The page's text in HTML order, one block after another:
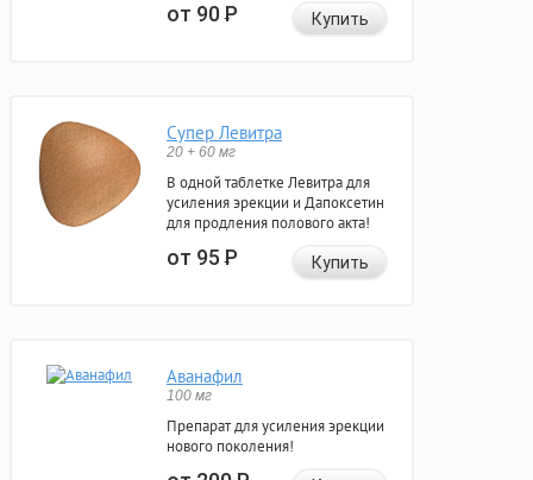
от 90Р Купить
Супер Левитра
20 + 60 мг
В одной таблетке Левитра для
усиления эрекции и Дапоксетин
для продления полового акта!
от 95Р Купить
Аванафил
100 мг
Препарат для усиления эрекции
нового поколения!